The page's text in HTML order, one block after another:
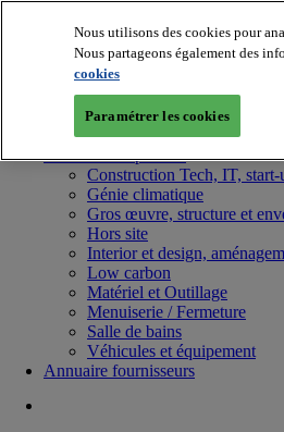
Batiradio
Articles & expertises
Construction Tech, IT, start-
Génie climatique
Gros œuvre, structure et
Hors site
Interior et design,
Low carbon
Matériel et Outillage
Menuiserie / Fermeture
Salle de bains
Véhicules et équipement
Annuaire fournisseurs
Nous utilisons des cookies pour
Nous partageons également des
cookies
Paramétrer les cookies